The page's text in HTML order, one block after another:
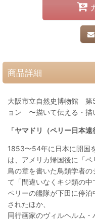
商品詳細
大阪市立自然史博物館 第
ョン 〜描いて伝える・描
「ヤマドリ（ペリー日本
1853〜54年に日本に開国
は、アメリカ帰国後に「ペ
鳥の章を書いた鳥類学者
て「間違いなくキジ類の中
ペリーの艦隊が下田に停
されたほか、
同行画家のヴィルヘルム